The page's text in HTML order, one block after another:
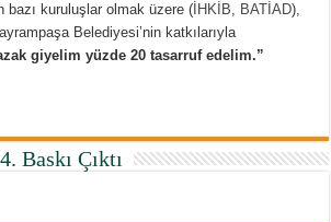
bazı kuruluşlar olmak üzere (İHKİB BATİAD),
Belediyesi’nin katkılarıyla
giyelim yüzde 20 tasarruf edelim.”
Baskı Çıktı